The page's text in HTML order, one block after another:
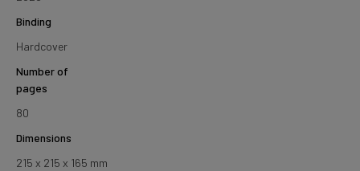
Binding
Hardcover
Number of
pages
80
Dimensions
215 x 215 x 165 mm